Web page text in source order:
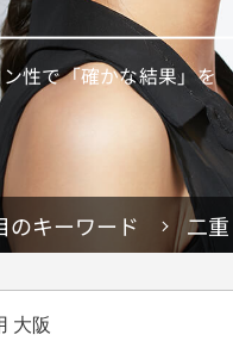
性で「確かな結果」を
のキーワード 二